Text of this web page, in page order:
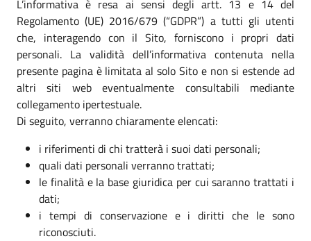
L’informativa è resa ai sensi degli artt. 13 e 14 del
Regolamento (UE) 2016/679 (“GDPR”) a tutti gli utenti
che, interagendo con il Sito, forniscono i propri dati
personali. La validità dell’informativa contenuta nella
presente pagina è limitata al solo Sito e non si estende ad
altri siti web eventualmente consultabili mediante
collegamento ipertestuale.
Di seguito, verranno chiaramente elencati:
i riferimenti di chi tratterà i suoi dati personali;
quali dati personali verranno trattati;
le finalità e la base giuridica per cui saranno trattati i
dati;
i tempi di conservazione e i diritti che le sono
riconosciuti.